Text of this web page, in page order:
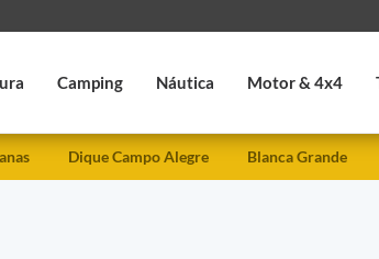
Camping Náutica Motor & 4x4
Dique Campo Alegre Blanca Grande